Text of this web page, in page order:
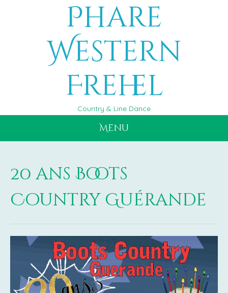
Phare
Western
Frehel
Country & Line Dance
Menu
20 ans Boots
Country Guérande